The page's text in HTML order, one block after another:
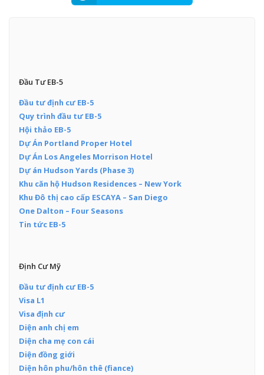
Đầu Tư EB-5
Đầu tư định cư EB-5
Quy trình đầu tư EB-5
Hội thảo EB-5
Dự Án Portland Proper Hotel
Dự Án Los Angeles Morrison Hotel
Dự án Hudson Yards (Phase 3)
Khu căn hộ Hudson Residences – New York
Khu Đô thị cao cấp ESCAYA – San Diego
One Dalton – Four Seasons
Tin tức EB-5
Định Cư Mỹ
Đầu tư định cư EB-5
Visa L1
Visa định cư
Diện anh chị em
Diện cha mẹ con cái
Diện đồng giới
Diện hôn phu/hôn thê (fiance)